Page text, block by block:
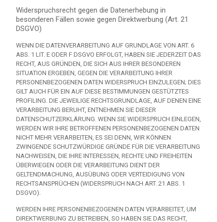
Widerspruchsrecht gegen die Datenerhebung in
besonderen Fällen sowie gegen Direktwerbung (Art. 21
DSGVO)
WENN DIE DATENVERARBEITUNG AUF GRUNDLAGE VON ART. 6
ABS. 1 LIT. E ODER F DSGVO ERFOLGT, HABEN SIE JEDERZEIT DAS
RECHT, AUS GRÜNDEN, DIE SICH AUS IHRER BESONDEREN
SITUATION ERGEBEN, GEGEN DIE VERARBEITUNG IHRER
PERSONENBEZOGENEN DATEN WIDERSPRUCH EINZULEGEN; DIES
GILT AUCH FÜR EIN AUF DIESE BESTIMMUNGEN GESTÜTZTES
PROFILING. DIE JEWEILIGE RECHTSGRUNDLAGE, AUF DENEN EINE
VERARBEITUNG BERUHT, ENTNEHMEN SIE DIESER
DATENSCHUTZERKLÄRUNG. WENN SIE WIDERSPRUCH EINLEGEN,
WERDEN WIR IHRE BETROFFENEN PERSONENBEZOGENEN DATEN
NICHT MEHR VERARBEITEN, ES SEI DENN, WIR KÖNNEN
ZWINGENDE SCHUTZWÜRDIGE GRÜNDE FÜR DIE VERARBEITUNG
NACHWEISEN, DIE IHRE INTERESSEN, RECHTE UND FREIHEITEN
ÜBERWIEGEN ODER DIE VERARBEITUNG DIENT DER
GELTENDMACHUNG, AUSÜBUNG ODER VERTEIDIGUNG VON
RECHTSANSPRÜCHEN (WIDERSPRUCH NACH ART. 21 ABS. 1
DSGVO).
WERDEN IHRE PERSONENBEZOGENEN DATEN VERARBEITET, UM
DIREKTWERBUNG ZU BETREIBEN, SO HABEN SIE DAS RECHT,